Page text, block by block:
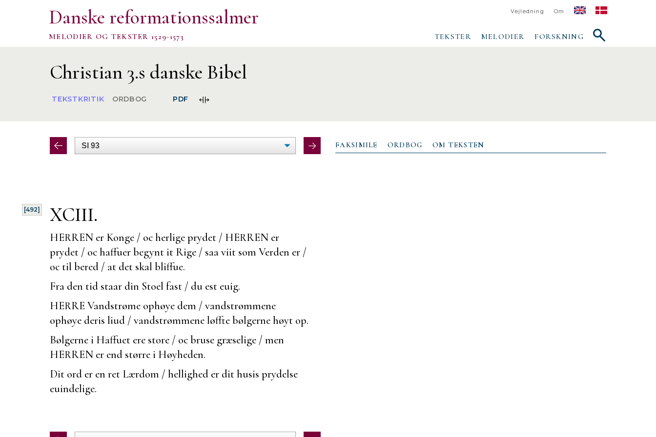
Danske reformationssalmer
MELODIER OG TEKSTER 1529-1573
Vejledning Om
TEKSTER MELODIER FORSKNING
Vis/skjul
søgefelt
Christian 3.s danske Bibel
TEKSTKRITIK ORDBOG PDF
FORØG/FORMINDSK
[492] XCIII.
HERREN er Konge / oc herlige prydet / HERREN er
prydet / oc haffuer begynt it Rige / saa viit som Verden er /
oc til bered / at det skal bliffue.
Fra den tid staar din Stoel fast / du est euig.
HERRE Vandstrøme ophøye dem / vandstrømmene
ophøye deris liud / vandstrømmene løffte bølgerne høyt op.
Bølgerne i Haffuet ere store / oc bruse græselige / men
HERREN er end større i Høyheden.
Dit ord er en ret Lærdom / hellighed er dit husis prydelse
euindelige.
FAKSIMILE ORDBOG OM TEKSTEN